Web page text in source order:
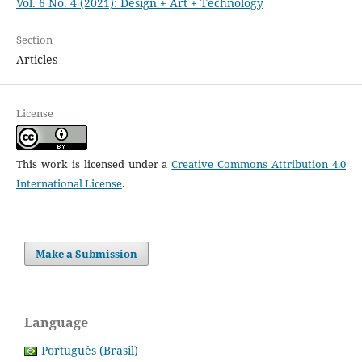
Vol. 6 No. 4 (2021): Design + Art + Technology
Section
Articles
License
This work is licensed under aCreative Commons Attribution 4.0
International License.
Make a Submission
Language
Português (Brasil)